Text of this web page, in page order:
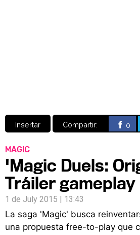
Insertar Compartir: 0
MAGIC
'Magic Duels:
Tráiler gameplay
1 de July 2015 | 13:43
La saga 'Magic' busca
una propuesta free-to-play que